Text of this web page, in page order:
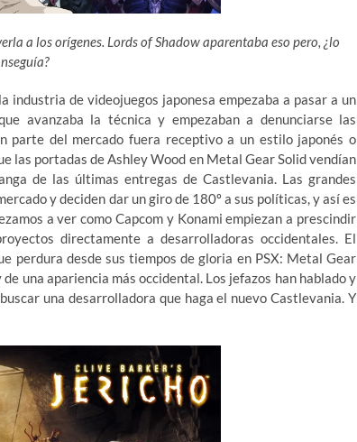
a los orígenes. Lords of Shadow aparentaba eso pero, ¿lo
industria de videojuegos japonesa empezaba a pasar a un
avanzaba la técnica y empezaban a denunciarse las
parte del mercado fuera receptivo a un estilo japonés o
las portadas de Ashley Wood en Metal Gear Solid vendían
de las últimas entregas de Castlevania. Las grandes
y deciden dar un giro de 180º a sus políticas, y así es
a ver como Capcom y Konami empiezan a prescindir
directamente a desarrolladoras occidentales. El
perdura desde sus tiempos de gloria en PSX: Metal Gear
una apariencia más occidental. Los jefazos han hablado y
una desarrolladora que haga el nuevo Castlevania. Y